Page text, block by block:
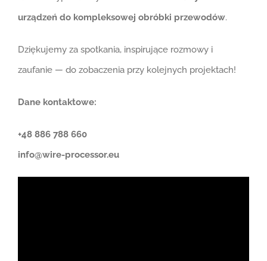
urządzeń do kompleksowej obróbki przewodów.
Dziękujemy za spotkania, inspirujące rozmowy i
zaufanie — do zobaczenia przy kolejnych projektach!
Dane kontaktowe:
+48 886 788 660
info@wire-processor.eu